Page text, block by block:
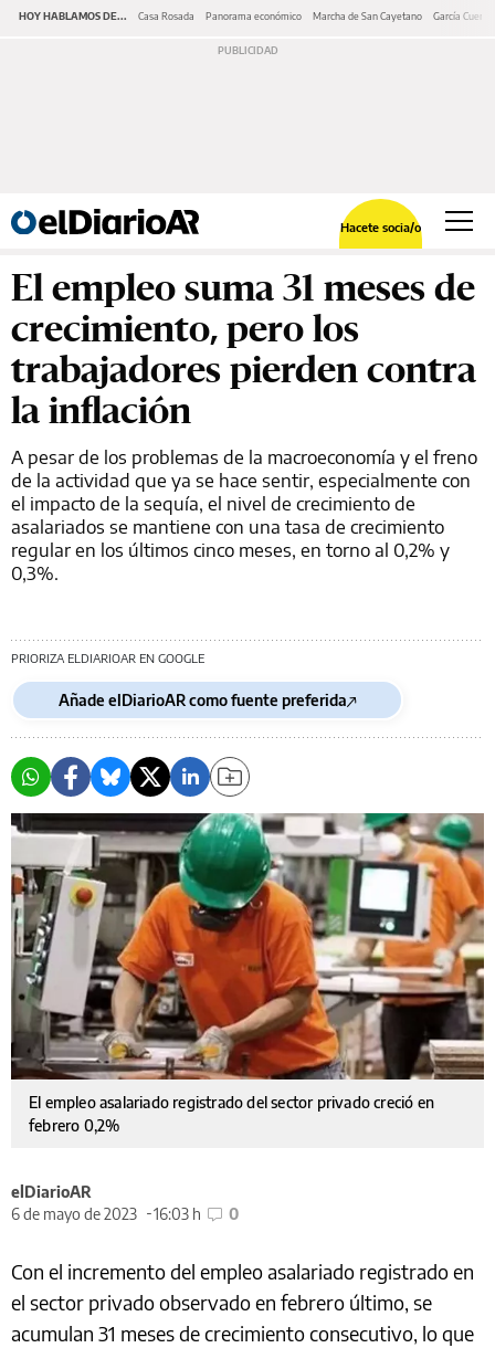
HOY HABLAMOS DE... Casa Rosada Panorama económico Marcha de San Cayetano García Cuerva
Hacete socia/o
El empleo suma 31 meses de
crecimiento, pero los
trabajadores pierden contra
la inflación
A pesar de los problemas de la macroeconomía y el freno
de la actividad que ya se hace sentir, especialmente con
el impacto de la sequía, el nivel de crecimiento de
asalariados se mantiene con una tasa de crecimiento
regular en los últimos cinco meses, en torno al 0,2% y
0,3%.
PRIORIZA ELDIARIOAR EN GOOGLE
Añade elDiarioAR como fuente preferida
El empleo asalariado registrado del sector privado creció en
febrero 0,2%
elDiarioAR
6 de mayo de 2023
16:03 h 0
Con el incremento del empleo asalariado registrado en
el sector privado observado en febrero último, se
acumulan 31 meses de crecimiento consecutivo, lo que